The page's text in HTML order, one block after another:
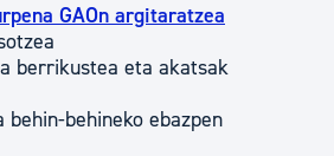
GAOn argitaratzea
berrikustea eta akatsak
behin-behineko ebazpen